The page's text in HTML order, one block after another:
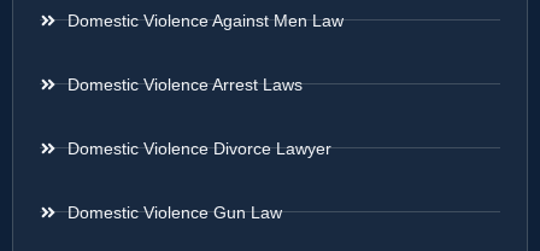
Domestic Violence Against Men Law
Domestic Violence Arrest Laws
Domestic Violence Divorce Lawyer
Domestic Violence Gun Law